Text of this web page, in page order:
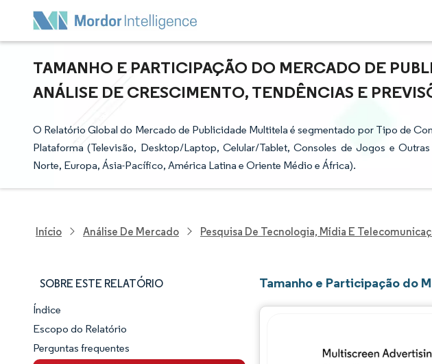
TAMANHO E PARTICIPAÇÃO DO MERCADO DE
ANÁLISE DE CRESCIMENTO, TENDÊNCIAS E
O Relatório Global do Mercado de Publicidade Multitela é segmentado por Tipo de
Plataforma (Televisão, Desktop/Laptop, Celular/Tablet, Consoles de Jogos e
Norte, Europa, Ásia-Pacífico, América Latina e Oriente Médio e África).
Início Análise De Mercado Pesquisa De Tecnologia, Mídia E
SOBRE ESTE RELATÓRIO
Panorama do Mercado
Visão Geral do Mercado
Índice
Escopo do Relatório
Perguntas frequentes
Tamanho e Participação do